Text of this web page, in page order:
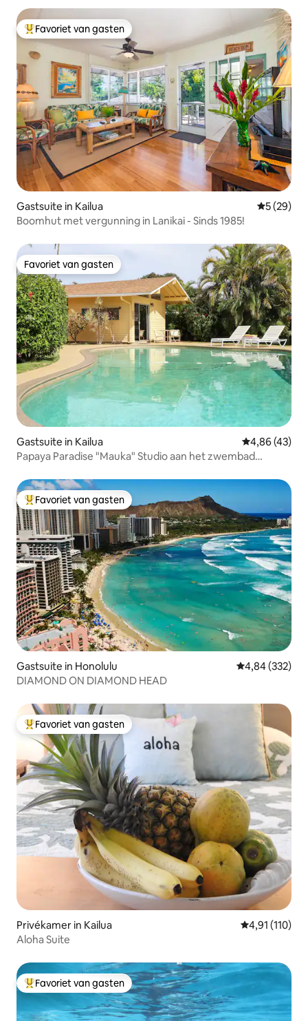
Topfavoriet van gasten
Favoriet van gasten
Gastsuite in Kailua
5 (29)
Boomhut met vergunning in Lanikai - Sinds 1985!
Favoriet van gasten
Favoriet van gasten
Gastsuite in Kailua Gemiddelde
4,86 (43)
Papaya Paradise "Mauka" Studio aan het zwembad
Topfavoriet van gasten
Favoriet van gasten
Gastsuite in Honolulu Gemiddelde
4,84 (332)
DIAMOND ON DIAMOND HEAD
Topfavoriet van gasten
Favoriet van gasten
Privékamer in Kailua Gemiddelde
4,91 (110)
Aloha Suite
Topfavoriet van gasten
Favoriet van gasten